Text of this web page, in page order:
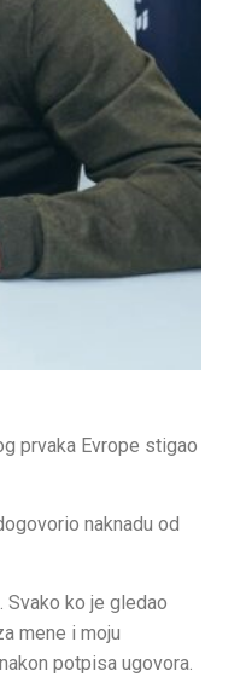
prvaka Evrope stigao
naknadu od
Svako ko je gledao
mene i moju
potpisa ugovora.